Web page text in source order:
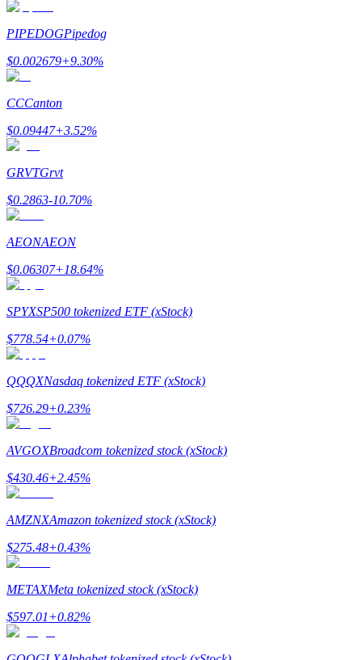
شركاء بيترو
شركاء Bitrue
BTC Welcome Rewards
PIPEDOGPipedog
$0.002679+9.30%
CCCanton
$0.09447+3.52%
GRVTGrvt
$0.2863-10.70%
AEONAEON
$0.06307+18.64%
SPYXSP500 tokenized ETF (xStock)
$778.54+0.07%
QQQXNasdaq tokenized ETF (xStock)
$726.29+0.23%
AVGOXBroadcom tokenized stock (xStock)
$430.46+2.45%
AMZNXAmazon tokenized stock (xStock)
$275.48+0.43%
METAXMeta tokenized stock (xStock)
$597.01+0.82%